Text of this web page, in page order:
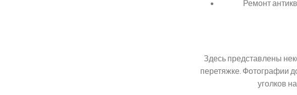
Ремонт
Здесь представлены
перетяжке. Фотографии
уголков